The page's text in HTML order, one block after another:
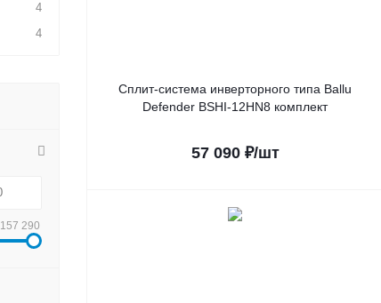
Сплит-система инверторного типа Ballu
Defender BSHI-12HN8 комплект
57 090₽/шт
4
4
157 290